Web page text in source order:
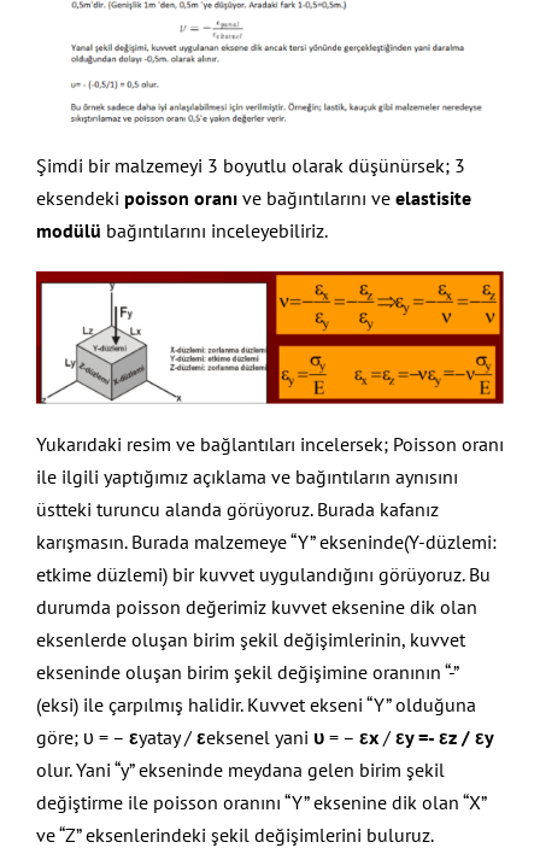
Şimdi bir malzemeyi 3 boyutlu olarak düşünürsek; 3
eksendeki poisson oranı ve bağıntılarını ve elastisite
modülü bağıntılarını inceleyebiliriz.
Yukarıdaki resim ve bağlantıları incelersek; Poisson oranı
ile ilgili yaptığımız açıklama ve bağıntıların aynısını
üstteki turuncu alanda görüyoruz. Burada kafanız
karışmasın. Burada malzemeye “Y” ekseninde(Y-düzlemi:
etkime düzlemi) bir kuvvet uygulandığını görüyoruz. Bu
durumda poisson değerimiz kuvvet eksenine dik olan
eksenlerde oluşan birim şekil değişimlerinin, kuvvet
ekseninde oluşan birim şekil değişimine oranının “-”
(eksi) ile çarpılmış halidir. Kuvvet ekseni “Y” olduğuna
göre; υ = – εyatay / εeksenel yani υ = – εx / εy =- εz / εy
olur. Yani “y” ekseninde meydana gelen birim şekil
değiştirme ile poisson oranını “Y” eksenine dik olan “X”
ve “Z” eksenlerindeki şekil değişimlerini buluruz.